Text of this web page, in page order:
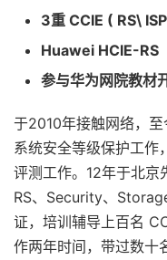
3重 CCIE ( RS\
Huawei HCIE-RS
参与华为网院教材
于2010年接触网络，
系统安全等级保护工作
评测工作。12年于北京
RS、Security、
证，培训辅导上百名
作两年时间，带过数十